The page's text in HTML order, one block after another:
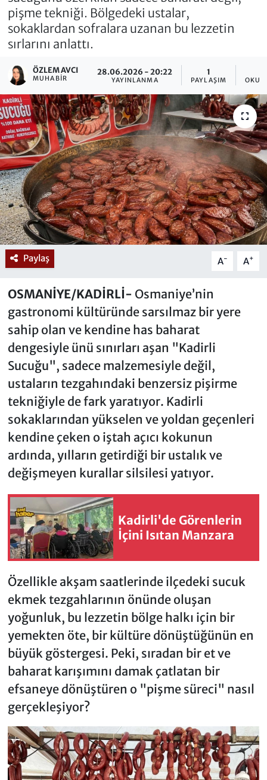
pişme tekniği. Bölgedeki ustalar,
sokaklardan sofralara uzanan bu lezzetin
sırlarını anlattı.
ÖZLEM AVCI
MUHABIR
28.06.2026 - 20:22
YAYINLANMA
1
PAYLAŞIM
Paylaş A- A+
OSMANİYE/KADİRLİ- Osmaniye’nin
gastronomi kültüründe sarsılmaz bir yere
sahip olan ve kendine has baharat
dengesiyle ünü sınırları aşan "Kadirli
Sucuğu", sadece malzemesiyle değil,
ustaların tezgahındaki benzersiz pişirme
tekniğiyle de fark yaratıyor. Kadirli
sokaklarından yükselen ve yoldan geçenleri
kendine çeken o iştah açıcı kokunun
ardında, yılların getirdiği bir ustalık ve
değişmeyen kurallar silsilesi yatıyor.
Kadirli'de Görenlerin
İçini Isıtan Manzara
Özellikle akşam saatlerinde ilçedeki sucuk
ekmek tezgahlarının önünde oluşan
yoğunluk, bu lezzetin bölge halkı için bir
yemekten öte, bir kültüre dönüştüğünün en
büyük göstergesi. Peki, sıradan bir et ve
baharat karışımını damak çatlatan bir
efsaneye dönüştüren o "pişme süreci" nasıl
gerçekleşiyor?